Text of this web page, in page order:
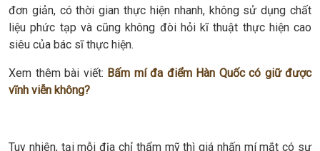
đơn giản, có thời gian thực hiện nhanh, không sử dụng chất
liệu phức tạp và cũng không đòi hỏi kĩ thuật thực hiện cao
siêu của bác sĩ thực hiện.
Xem thêm bài viết: Bấm mí đa điểm Hàn Quốc có giữ được
vĩnh viễn không?
Tuy nhiên, tại mỗi địa chỉ thẩm mỹ thì giá nhấn mí mắt có sự